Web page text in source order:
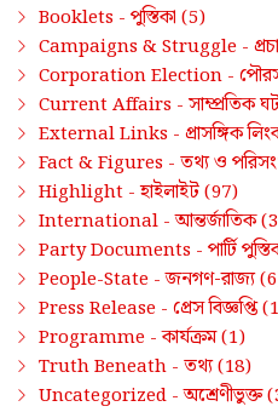
Booklets - পুস্তিকা (5)
Campaigns & Struggle -
Corporation Election -
Current Affairs - সাম্প্রতিক
External Links - প্রাসঙ্গিক
Fact & Figures - তথ্য ও
Highlight -হাইলাইট(97)
International -আন্তর্জাতিক
Party Documents - পার্টি
People-State -জনগণ-রাজ্য
Press Release - প্রেস বিজ্ঞপ্তি
Programme -কার্যক্রম(1)
Truth Beneath - তথ্য(18)
Uncategorized -অশ্রেণীভুক্ত